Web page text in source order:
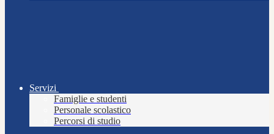
Servizi
Famiglie e studenti
Personale scolastico
Percorsi di studio